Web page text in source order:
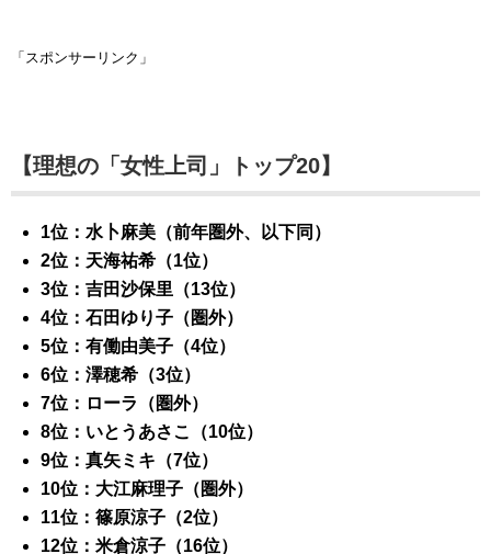
「スポンサーリンク」
【理想の「女性上司」トップ20】
1位：水卜麻美（前年圏外、以下同）
2位：天海祐希（1位）
3位：吉田沙保里（13位）
4位：石田ゆり子（圏外）
5位：有働由美子（4位）
6位：澤穂希（3位）
7位：ローラ（圏外）
8位：いとうあさこ（10位）
9位：真矢ミキ（7位）
10位：大江麻理子（圏外）
11位：篠原涼子（2位）
12位：米倉涼子（16位）